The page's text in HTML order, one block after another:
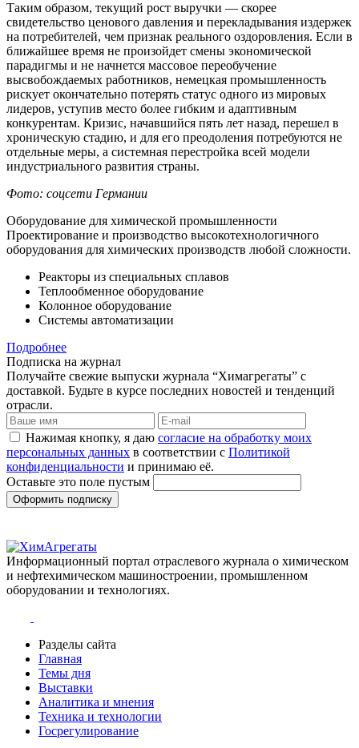
Таким образом, текущий рост выручки — скорее
свидетельство ценового давления и перекладывания издержек
на потребителей, чем признак реального оздоровления. Если в
ближайшее время не произойдет смены экономической
парадигмы и не начнется массовое переобучение
высвобождаемых работников, немецкая промышленность
рискует окончательно потерять статус одного из мировых
лидеров, уступив место более гибким и адаптивным
конкурентам. Кризис, начавшийся пять лет назад, перешел в
хроническую стадию, и для его преодоления потребуются не
отдельные меры, а системная перестройка всей модели
индустриального развития страны.
Фото: соцсети Германии
Оборудование для химической промышленности
Проектирование и производство высокотехнологичного
оборудования для химических производств любой сложности.
Реакторы из специальных сплавов
Теплообменное оборудование
Колонное оборудование
Системы автоматизации
Подробнее
Подписка на журнал
Получайте свежие выпуски журнала “Химагрегаты” с
доставкой. Будьте в курсе последних новостей и тенденций
отрасли.
Нажимая кнопку, я даю согласие на обработку моих
персональных данных в соответствии с Политикой
конфиденциальности и принимаю её.
Оставьте это поле пустым
Оформить подписку
Информационный портал отраслевого журнала о химическом
и нефтехимическом машиностроении, промышленном
оборудовании и технологиях.
Разделы сайта
Главная
Темы дня
Выставки
Аналитика и мнения
Техника и технологии
Госрегулирование